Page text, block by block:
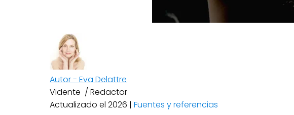
Autor - Eva Delattre
Vidente / Redactor
Actualizado el 2026 | Fuentes y referencias